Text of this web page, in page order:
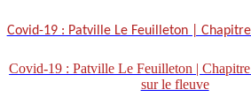
Covid-19 : Patville Le Feuilleton |
Covid-19 : Patville Le Feuilleton |
sur le fleuve